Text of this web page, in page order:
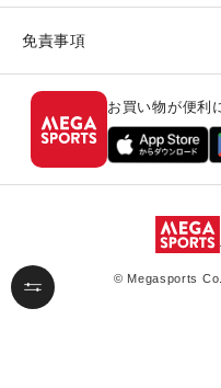
免責事項
お買い物が便利
© Megasports